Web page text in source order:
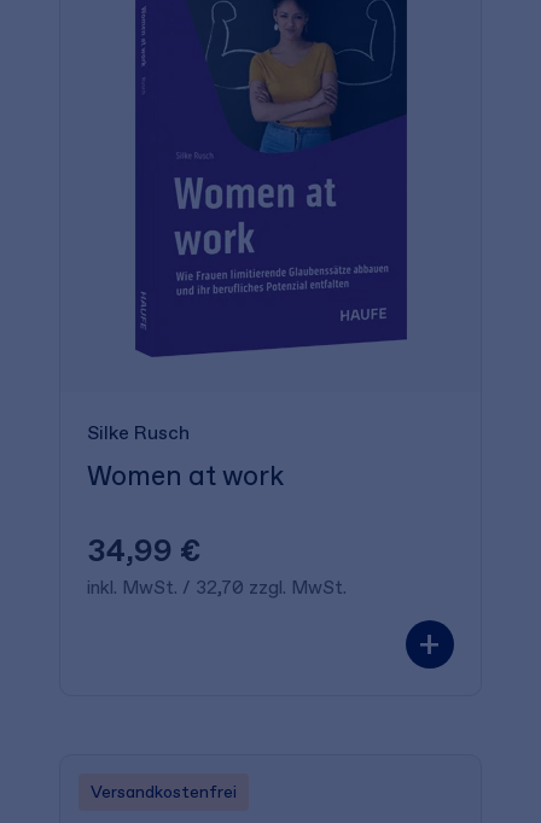
Silke Rusch
Women at work
34,99 €
inkl. MwSt. / 32,70 zzgl. MwSt.
+
Versandkostenfrei